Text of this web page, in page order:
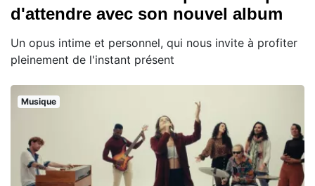
d'attendre avec son nouvel album
Un opus intime et personnel, qui nous invite à profiter
pleinement de l'instant présent
Musique